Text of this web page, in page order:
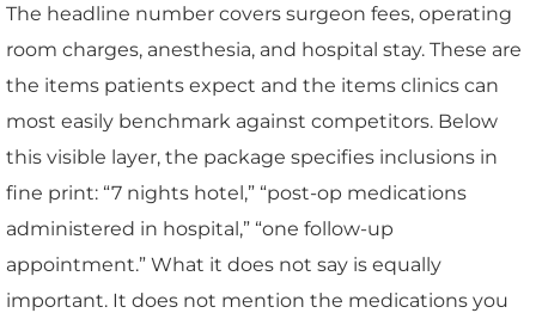
The headline number covers surgeon fees, operating
room charges, anesthesia, and hospital stay. These are
the items patients expect and the items clinics can
most easily benchmark against competitors. Below
this visible layer, the package specifies inclusions in
fine print: “7 nights hotel,” “post-op medications
administered in hospital,” “one follow-up
appointment.” What it does not say is equally
important. It does not mention the medications you